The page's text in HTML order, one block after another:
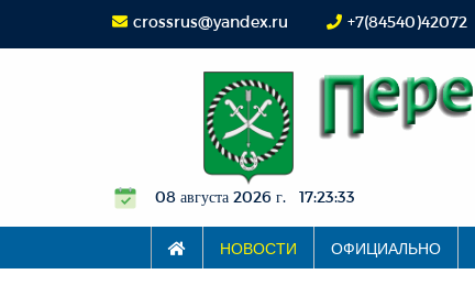
crossrus@yandex.ru +7(84540)42072
08 августа 2026 г. 17:23:34
НОВОСТИ ОФИЦИАЛЬНО